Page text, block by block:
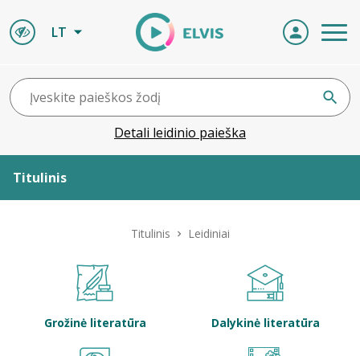
LT
Detali leidinio paieška
Titulinis
Titulinis Leidiniai
Grožinė literatūra Dalykinė literatūra